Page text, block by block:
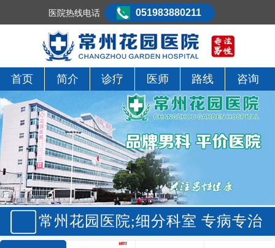
首页 简介 诊疗 医师 路线 咨询
常州花园医院;细分科室 专病专治
医院热线电话 051983880211